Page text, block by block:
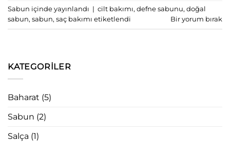
Sabun içinde yayınlandı | cilt bakımı, defne sabunu, doğal
sabun, sabun, saç bakımı etiketlendi Bir yorum bırak
KATEGORILER
Baharat (5)
Sabun (2)
Salça (1)